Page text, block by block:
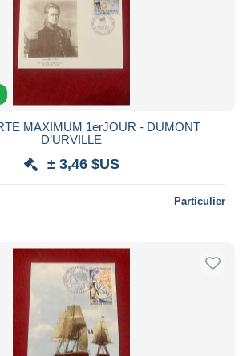
MAXIMUM 1erJOUR - DUMONT
D’URVILLE
± 3,46 $US
Particulier